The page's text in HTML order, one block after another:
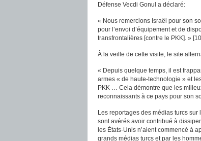
Défense Vecdi Gonul a déclaré:
« Nous remercions Israël pour son
pour l’envoi d’équipement et de
transfrontalières [contre le PKK]. »
À la veille de cette visite, le site
« Depuis quelque temps, il est
armes « de haute-technologie » et
PKK … Cela démontre que les
reconnaissants à ce pays pour son
Les reportages des médias turcs
sont avérés avoir contribué à
les États-Unis n’aient commencé à
grands médias turcs et par les